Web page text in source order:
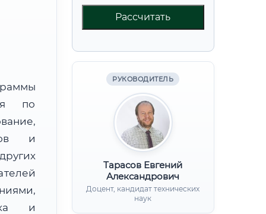
Рассчитать
РУКОВОДИТЕЛЬ
Тарасов Евгений
Александрович
Доцент, кандидат технических
наук
по
и
и